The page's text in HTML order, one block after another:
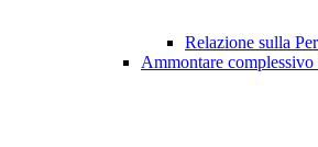
Relazione sulla
Ammontare complessivo